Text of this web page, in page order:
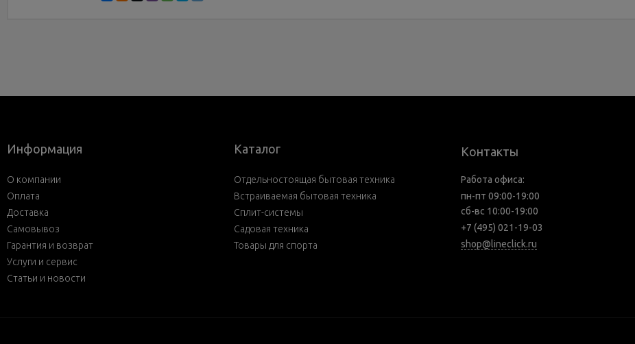
Информация
О компании
Оплата
Доставка
Самовывоз
Гарантия и возврат
Услуги и сервис
Статьи и новости
Каталог
Отдельностоящая бытовая техника
Встраиваемая бытовая техника
Сплит-системы
Садовая техника
Товары для спорта
Контакты
Работа офиса:
пн-пт 09:00-19:00
сб-вс 10:00-19:00
+7 (495) 021-19-03
shop@lineclick.ru